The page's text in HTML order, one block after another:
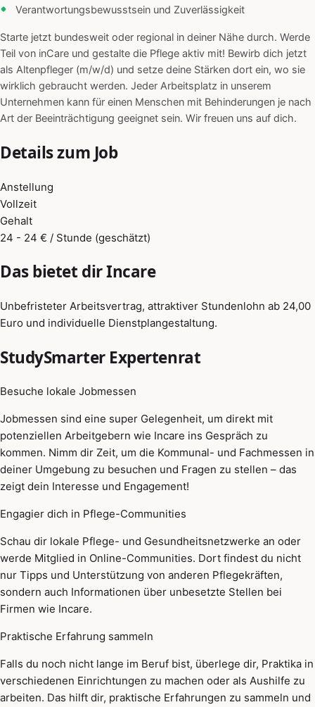
Verantwortungsbewusstsein und Zuverlässigkeit
Starte jetzt bundesweit oder regional in deiner Nähe durch. Werde
Teil von inCare und gestalte die Pflege aktiv mit! Bewirb dich jetzt
als Altenpfleger (m/w/d) und setze deine Stärken dort ein, wo sie
wirklich gebraucht werden. Jeder Arbeitsplatz in unserem
Unternehmen kann für einen Menschen mit Behinderungen je nach
Art der Beeinträchtigung geeignet sein. Wir freuen uns auf dich.
Details zum Job
Anstellung
Vollzeit
Gehalt
24 - 24 € / Stunde (geschätzt)
Das bietet dir Incare
Unbefristeter Arbeitsvertrag, attraktiver Stundenlohn ab 24,00
Euro und individuelle Dienstplangestaltung.
StudySmarter Expertenrat
Besuche lokale Jobmessen
Jobmessen sind eine super Gelegenheit, um direkt mit
potenziellen Arbeitgebern wie Incare ins Gespräch zu
kommen. Nimm dir Zeit, um die Kommunal- und Fachmessen in
deiner Umgebung zu besuchen und Fragen zu stellen – das
zeigt dein Interesse und Engagement!
Engagier dich in Pflege-Communities
Schau dir lokale Pflege- und Gesundheitsnetzwerke an oder
werde Mitglied in Online-Communities. Dort findest du nicht
nur Tipps und Unterstützung von anderen Pflegekräften,
sondern auch Informationen über unbesetzte Stellen bei
Firmen wie Incare.
Praktische Erfahrung sammeln
Falls du noch nicht lange im Beruf bist, überlege dir, Praktika in
verschiedenen Einrichtungen zu machen oder als Aushilfe zu
arbeiten. Das hilft dir, praktische Erfahrungen zu sammeln und